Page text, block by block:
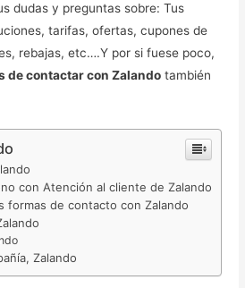
dudas y preguntas sobre: Tus
tarifas, ofertas, cupones de
rebajas, etc….Y por si fuese poco,
de contactar con Zalando también
con Atención al cliente de Zalando
formas de contacto con Zalando
Zalando